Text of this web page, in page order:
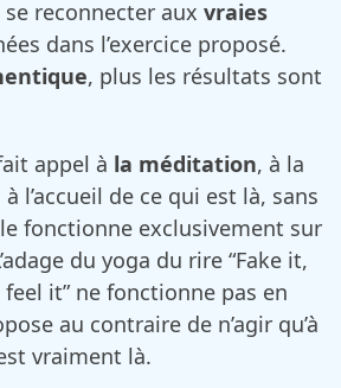
se reconnecter auxvraies
dans l’exercice proposé.
, plus les résultats sont
appel à la méditation, à la
l’accueil de ce qui est là, sans
fonctionne exclusivement sur
du yoga du rire “Fake it,
it” ne fonctionne pas en
au contraire de n’agir qu’à
vraiment là.